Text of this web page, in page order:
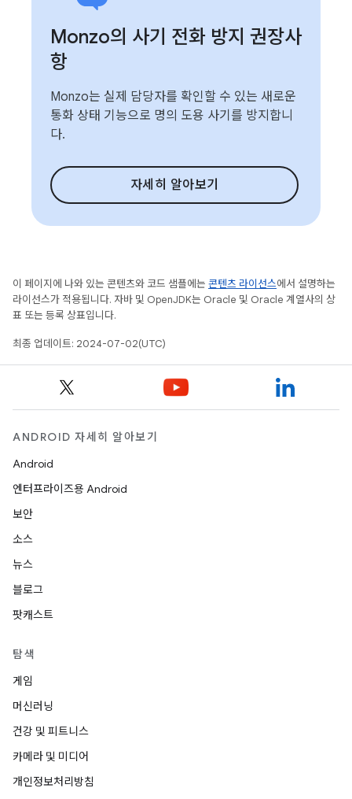
Monzo의 사기 전화 방지 권장사
항
Monzo는 실제 담당자를 확인할 수 있는 새로운
통화 상태 기능으로 명의 도용 사기를 방지합니
다.
자세히 알아보기
이 페이지에 나와 있는 콘텐츠와 코드 샘플에는 콘텐츠 라이선스에서 설명하는
라이선스가 적용됩니다. 자바 및 OpenJDK는 Oracle 및 Oracle 계열사의 상
표 또는 등록 상표입니다.
최종 업데이트: 2024-07-02(UTC)
ANDROID 자세히 알아보기
Android
엔터프라이즈용 Android
보안
소스
뉴스
블로그
팟캐스트
탐색
게임
머신러닝
건강 및 피트니스
카메라 및 미디어
개인정보처리방침